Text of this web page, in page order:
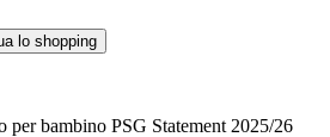
lo shopping
per bambino PSG Statement 2025/26